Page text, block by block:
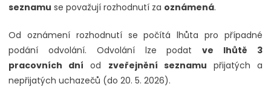
seznamu se považují rozhodnutí za oznámená.
Od oznámení rozhodnutí se počítá lhůta pro případné
podání odvolání. Odvolání lze podatve lhůtě 3
pracovních dní od zveřejnění seznamu přijatých a
nepřijatých uchazečů (do 20. 5. 2026).